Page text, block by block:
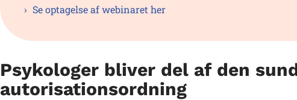
Se optagelse af webinaret her
Psykologer bliver del af den
autorisationsordning